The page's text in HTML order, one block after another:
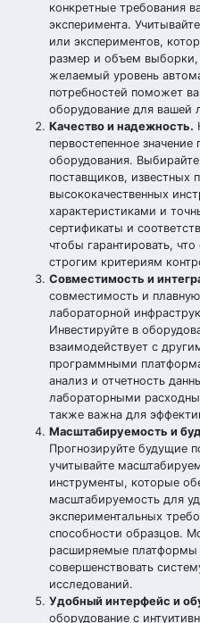
конкретные требования
эксперимента.
или экспериментов,
размер и объем выборки,
желаемый уровень
потребностей поможет
оборудование для вашей
Качество и надежность.
первостепенное
оборудования.
поставщиков, известных
высококачественных
характеристиками и
сертификаты и
чтобы гарантировать,
строгим критериям
Совместимость и
совместимость и
лабораторной
Инвестируйте в
взаимодействует с
программными
анализ и отчетность
лабораторными
также важна для
Масштабируемость и
Прогнозируйте будущие
учитывайте
инструменты, которые
масштабируемость для
экспериментальных
способности образцов.
расширяемые платформы
совершенствовать
исследований.
Удобный интерфейс и
оборудование с